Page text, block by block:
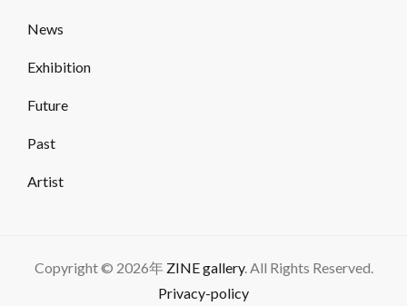
News
Exhibition
Future
Past
Artist
Copyright © 2026年 ZINE gallery. All Rights Reserved.
Privacy-policy